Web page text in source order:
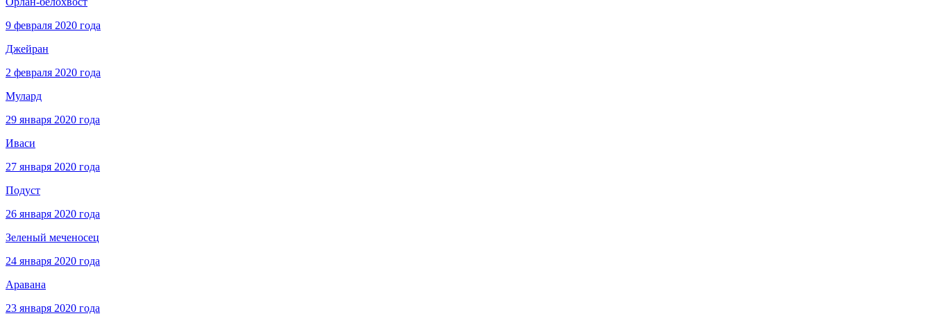
9 февраля 2020 года
Джейран
2 февраля 2020 года
Мулард
29 января 2020 года
Иваси
27 января 2020 года
Подуст
26 января 2020 года
Зеленый меченосец
24 января 2020 года
Аравана
23 января 2020 года